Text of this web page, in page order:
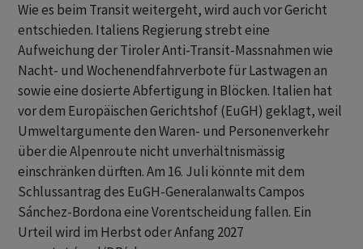
Wie es beim Transit weitergeht, wird auch vor Gericht
entschieden. Italiens Regierung strebt eine
Aufweichung der Tiroler Anti-Transit-Massnahmen wie
Nacht- und Wochenendfahrverbote für Lastwagen an
sowie eine dosierte Abfertigung in Blöcken. Italien hat
vor dem Europäischen Gerichtshof (EuGH) geklagt, weil
Umweltargumente den Waren- und Personenverkehr
über die Alpenroute nicht unverhältnismässig
einschränken dürften. Am 16. Juli könnte mit dem
Schlussantrag des EuGH-Generalanwalts Campos
Sánchez-Bordona eine Vorentscheidung fallen. Ein
Urteil wird im Herbst oder Anfang 2027